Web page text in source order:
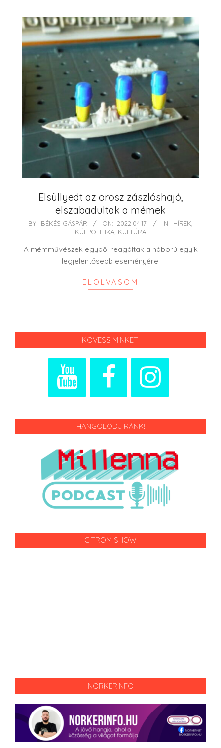
Elsüllyedt az orosz zászlóshajó,
elszabadultak a mémek
2022-
17
BY: BÉKÉS GÁSPÁR ON: 2022.04.17. IN: HÍREK
KÜLPOLITIKA KULTÚRA
A mémművészek egyből reagáltak a háború egyik
legjelentősebb eseményére.
ELOLVASOM
KÖVESS MINKET!
HANGOLÓDJ RÁNK!
CITROM SHOW
NORKERINFO